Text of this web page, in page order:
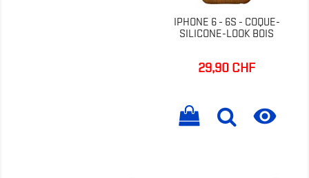
IPHONE 6 - 6S - COQUE-
SILICONE-LOOK BOIS
Prix
29,90 CHF
